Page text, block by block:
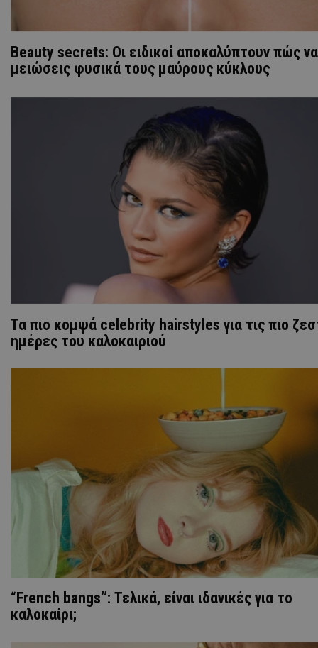
Beauty secrets: Οι ειδικοί αποκαλύπτουν πώς να
μειώσεις φυσικά τους μαύρους κύκλους
Τα πιο κομψά celebrity hairstyles για τις πιο
ημέρες του καλοκαιριού
“French bangs”: Τελικά, είναι ιδανικές για το
καλοκαίρι;